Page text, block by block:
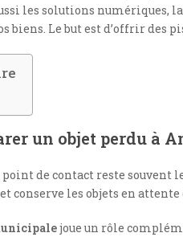
les solutions numériques,
biens. Le but est d’offrir des
un objet perdu à
de contact reste souvent
conserve les objets en
joue un rôle